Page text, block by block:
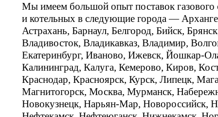
Мы имеем большой опыт поставок газового
и котельных в следующие города —
Астрахань, Барнаул, Белгород, Бийск,
Владивосток, Владикавказ, Владимир,
Екатеринбург, Иваново, Ижевск, Йошкар-
Калининград, Калуга, Кемерово, Киров,
Краснодар, Красноярск, Курск, Липецк,
Магнитогорск, Москва, Мурманск,
Новокузнецк, Нарьян-Мар, Новороссийск,